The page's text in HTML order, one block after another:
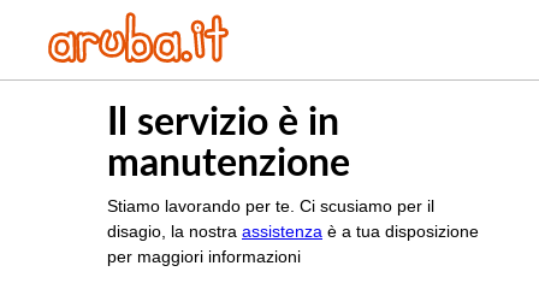
Il servizio è in
manutenzione
Stiamo lavorando per te. Ci scusiamo per il
disagio, la nostra assistenza è a tua disposizione
per maggiori informazioni